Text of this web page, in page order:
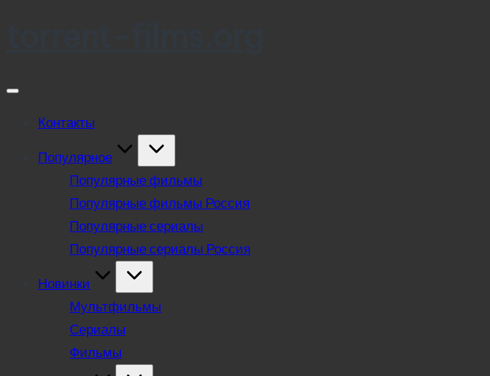
Контакты
Популярное
Популярные фильмы
Популярные фильмы Россия
Популярные сериалы
Популярные сериалы Россия
Новинки
Мультфильмы
Сериалы
Фильмы